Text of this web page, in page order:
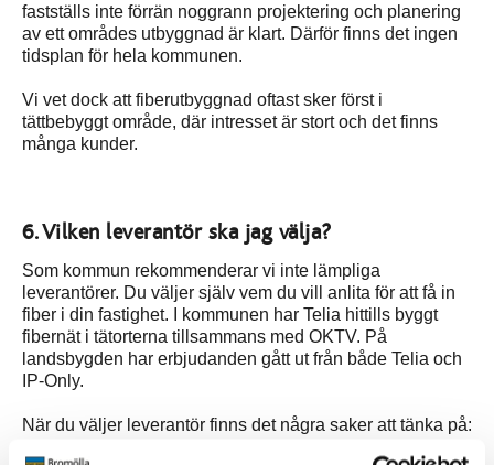
fastställs inte förrän noggrann projektering och planering
av ett områdes utbyggnad är klart. Därför finns det ingen
tidsplan för hela kommunen.
Vi vet dock att fiberutbyggnad oftast sker först i
tättbebyggt område, där intresset är stort och det finns
många kunder.
6. Vilken leverantör ska jag välja?
Som kommun rekommenderar vi inte lämpliga
leverantörer. Du väljer själv vem du vill anlita för att få in
fiber i din fastighet. I kommunen har Telia hittills byggt
fibernät i tätorterna tillsammans med OKTV. På
landsbygden har erbjudanden gått ut från både Telia och
IP-Only.
När du väljer leverantör finns det några saker att tänka på: